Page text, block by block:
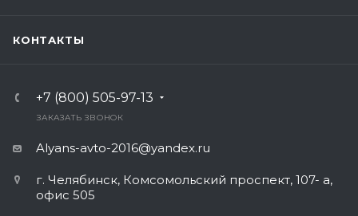
КОНТАКТЫ
+7 (800) 505-97-13
ЗАКАЗАТЬ ЗВОНОК
Alyans-avto-2016@yandex.ru
г. Челябинск, Комсомольский проспект, 107- а,
офис 505